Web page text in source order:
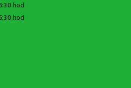
hod
hod